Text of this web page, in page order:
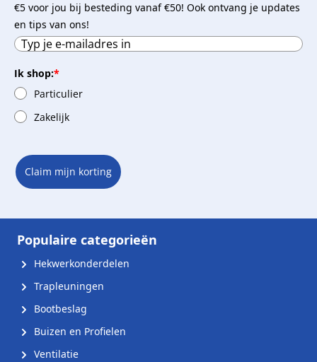
€5 voor jou bij besteding vanaf €50! Ook ontvang je updates
en tips van ons!
Ik shop:*
Particulier
Zakelijk
Claim mijn korting
Populaire categorieën
Hekwerkonderdelen
Trapleuningen
Bootbeslag
Buizen en Profielen
Ventilatie